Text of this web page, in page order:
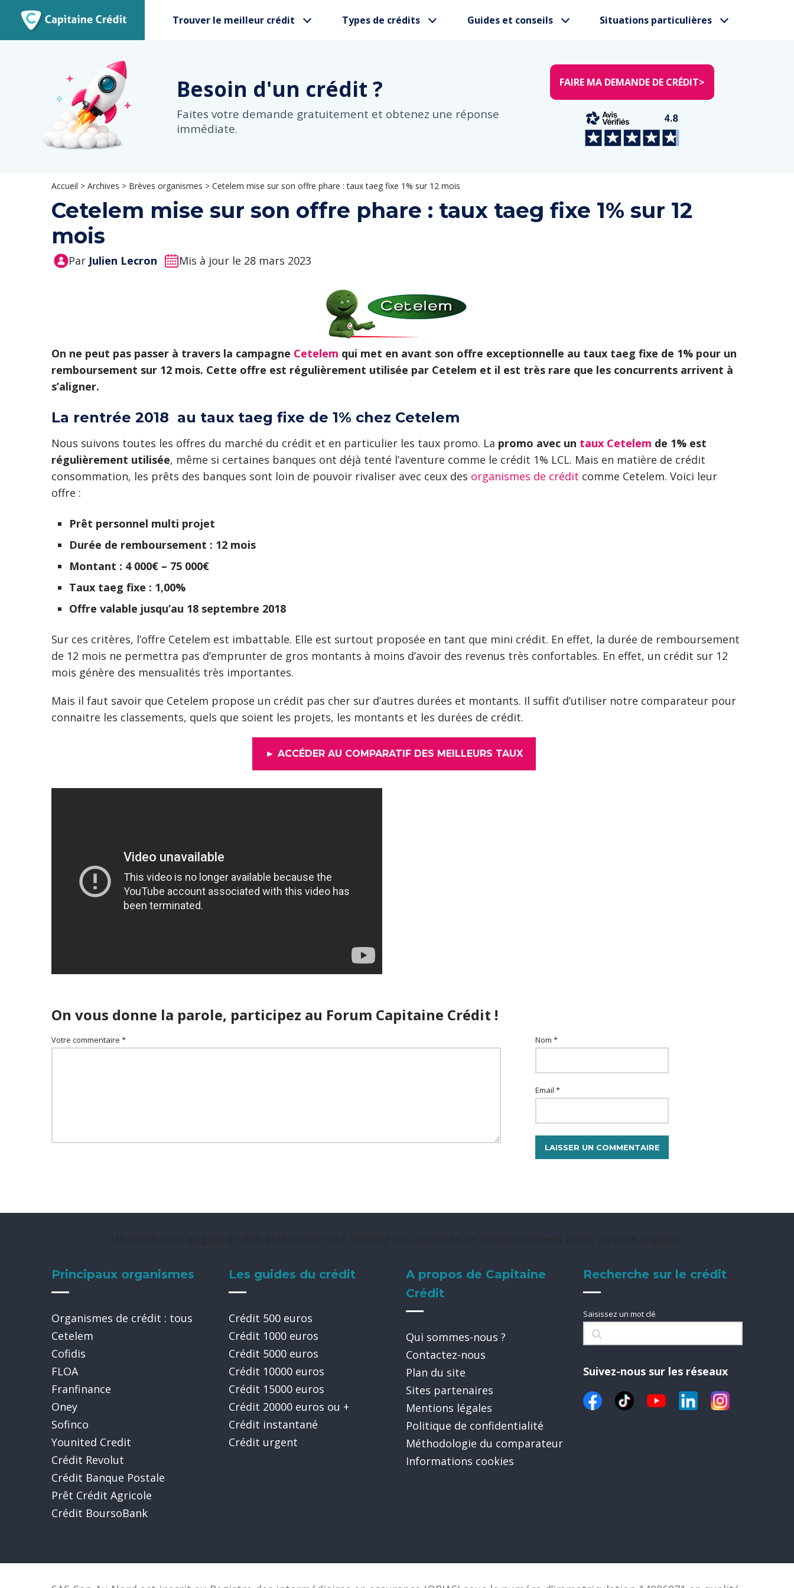
Trouver le meilleur crédit Types de crédits Guides et conseils Situations particulières
Besoin d'un crédit ?
Faites votre demande gratuitement et obtenez une réponse
immédiate.
FAIRE MA DEMANDE DE CRÉDIT>
Accueil > Archives > Brèves organismes > Cetelem mise sur son offre phare : taux taeg fixe 1% sur 12 mois
Cetelem mise sur son offre phare : taux taeg fixe 1% sur 12
mois
Par Julien Lecron Mis à jour le 28 mars 2023
On ne peut pas passer à travers la campagne Cetelem qui met en avant son offre exceptionnelle au taux taeg fixe de 1% pour un
remboursement sur 12 mois. Cette offre est régulièrement utilisée par Cetelem et il est très rare que les concurrents arrivent à
s’aligner.
La rentrée 2018 au taux taeg fixe de 1% chez Cetelem
Nous suivons toutes les offres du marché du crédit et en particulier les taux promo. La promo avec un taux Cetelem de 1% est
régulièrement utilisée, même si certaines banques ont déjà tenté l’aventure comme le crédit 1% LCL. Mais en matière de crédit
consommation, les prêts des banques sont loin de pouvoir rivaliser avec ceux des organismes de crédit comme Cetelem. Voici leur
offre :
Prêt personnel multi projet
Durée de remboursement : 12 mois
Montant : 4 000€ – 75 000€
Taux taeg fixe : 1,00%
Offre valable jusqu’au 18 septembre 2018
Sur ces critères, l’offre Cetelem est imbattable. Elle est surtout proposée en tant que mini crédit. En effet, la durée de remboursement
de 12 mois ne permettra pas d’emprunter de gros montants à moins d’avoir des revenus très confortables. En effet, un crédit sur 12
mois génère des mensualités très importantes.
Mais il faut savoir que Cetelem propose un crédit pas cher sur d’autres durées et montants. Il suffit d’utiliser notre comparateur pour
connaitre les classements, quels que soient les projets, les montants et les durées de crédit.
► ACCÉDER AU COMPARATIF DES MEILLEURS TAUX
On vous donne la parole, participez au Forum Capitaine Crédit !
Votre commentaire * Nom *
Email *
Principaux organismes
Organismes de crédit : tous
Cetelem
Cofidis
FLOA
Franfinance
Oney
Sofinco
Younited Credit
Crédit Revolut
Crédit Banque Postale
Prêt Crédit Agricole
Crédit BoursoBank
Les guides du crédit
Crédit 500 euros
Crédit 1000 euros
Crédit 5000 euros
Crédit 10000 euros
Crédit 15000 euros
Crédit 20000 euros ou +
Crédit instantané
Crédit urgent
A propos de Capitaine
Crédit
Qui sommes-nous ?
Contactez-nous
Plan du site
Sites partenaires
Mentions légales
Politique de confidentialité
Méthodologie du comparateur
Informations cookies
Recherche sur le crédit
Saisissez un mot clé
Suivez-nous sur les réseaux